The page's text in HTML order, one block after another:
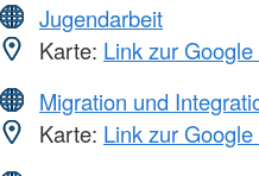
Jugendarbeit
Karte: Link zur
Migration und
Karte: Link zur